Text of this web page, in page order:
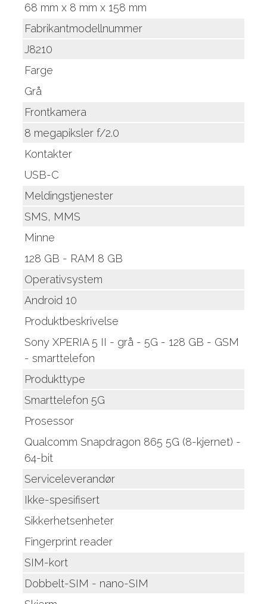
68 mm x 8 mm x 158 mm
Fabrikantmodellnummer
J8210
Farge
Grå
Frontkamera
8 megapiksler f/2.0
Kontakter
USB-C
Meldingstjenester
SMS, MMS
Minne
128 GB - RAM 8 GB
Operativsystem
Android 10
Produktbeskrivelse
Sony XPERIA 5 II - grå - 5G - 128 GB - GSM
- smarttelefon
Produkttype
Smarttelefon 5G
Prosessor
Qualcomm Snapdragon 865 5G (8-kjernet) -
64-bit
Serviceleverandør
Ikke-spesifisert
Sikkerhetsenheter
Fingerprint reader
SIM-kort
Dobbelt-SIM - nano-SIM